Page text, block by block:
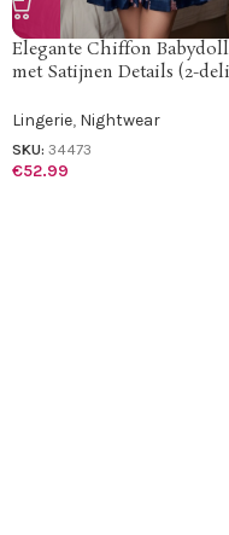
Elegante Chiffon
met Satijnen Details (2-
Lingerie, Nightwear
SKU: 34473
€52.99